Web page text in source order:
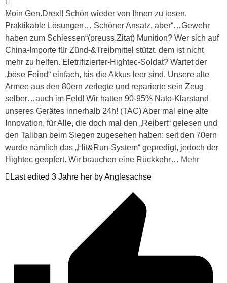
Moin Gen.Drexl! Schön wieder von Ihnen zu lesen.
Praktikable Lösungen… Schöner Ansatz, aber“…Gewehr
haben zum Schiessen“(preuss.Zitat) Munition? Wer sich auf
China-Importe für Zünd-&Treibmittel stützt. dem ist nicht
mehr zu helfen. Eletrifizierter-Hightec-Soldat? Wartet der
„böse Feind“ einfach, bis die Akkus leer sind. Unsere alte
Armee aus den 80ern zerlegte und reparierte sein Zeug
selber…auch im Feld! Wir hatten 90-95% Nato-Klarstand
unseres Gerätes innerhalb 24h! (TAC) Aber mal eine alte
Innovation, für Alle, die doch mal den „Reibert“ gelesen und
den Taliban beim Siegen zugesehen haben: seit den 70ern
wurde nämlich das „Hit&Run-System“ gepredigt, jedoch der
Hightec geopfert. Wir brauchen eine Rückkehr… Mehr
Last edited 3 Jahre her by Anglesachse